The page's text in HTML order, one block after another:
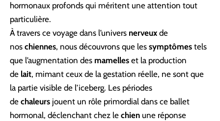
hormonaux profonds qui méritent une attention tout
particulière.
À travers ce voyage dans l’univers nerveux de
nos chiennes, nous découvrons que les symptômes tels
que l’augmentation des mamelles et la production
de lait, mimant ceux de la gestation réelle, ne sont que
la partie visible de l’iceberg. Les périodes
de chaleurs jouent un rôle primordial dans ce ballet
hormonal, déclenchant chez le chien une réponse